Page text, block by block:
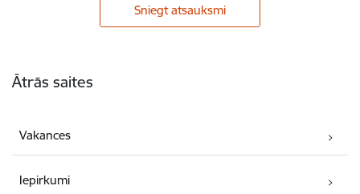
Sniegt atsauksmi
Ātrās saites
Vakances
Iepirkumi